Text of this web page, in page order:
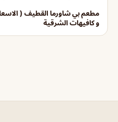
مطعم بي شاورما القطيف (
و كافيهات الشرقية